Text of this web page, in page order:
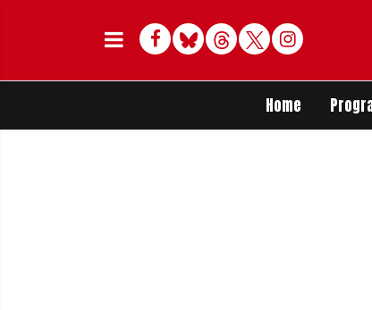
Facebook
BlueskyThreadsTwitterDelen op
Home